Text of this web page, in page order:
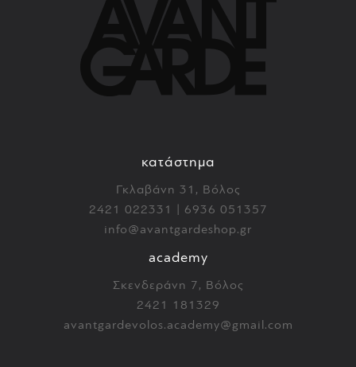
κατάστημα
Γκλαβάνη 31, Βόλος
2421 022331 | 6936 051357
info@avantgardeshop.gr
academy
Σκενδεράνη 7, Βόλος
2421 181329
avantgardevolos.academy@gmail.com